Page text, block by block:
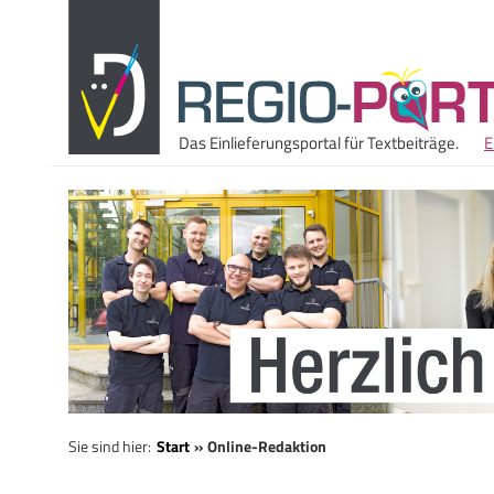
Das Einlieferungsportal für Textbeiträge.
Sie sind hier: Start Online-Redaktion